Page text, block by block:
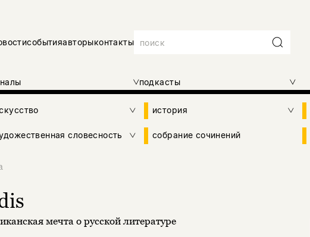
событияавторыконтакты
подкасты
история
словесность собрание сочинений
мечта о русской литературе